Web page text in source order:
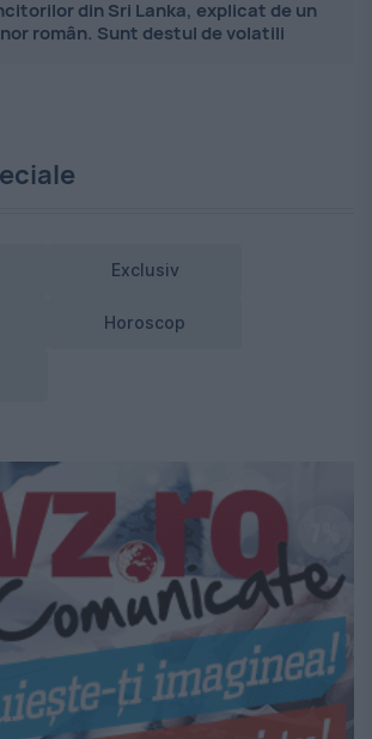
din Sri Lanka, explicat de un
român. Sunt destul de volatili
Exclusiv
Horoscop